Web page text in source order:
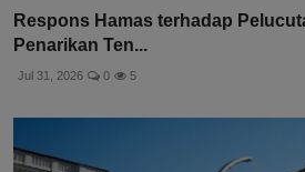
Respons Hamas terhadap
Penarikan Ten...
Jul 31, 2026 0 5